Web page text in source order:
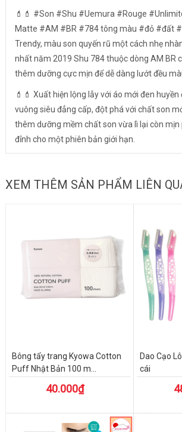
💄💄 #Son #Shu #Uemura #Rouge
Matte #AM #BR #784 tông màu #đỏ #đất
Trendy, màu son quyến rũ một cách nhẹ
nhất năm 2019 Shu 784 thuộc dòng AM BR
thêm dưỡng cực mịn để dễ dàng lướt đều
💄💄 Xuất hiện lộng lẫy với áo mới đen
vuông siêu đẳng cấp, đột phá với chất son
thêm dưỡng mềm chất son vừa lì lại còn mịn
đỉnh cho một phiên bản giới hạn.
XEM THÊM SẢN PHẨM LIÊN
Bông tẩy trang Kyowa Cotton
Puff Nhật Bản 100 m...
40.000₫
Dao Cạo
cái